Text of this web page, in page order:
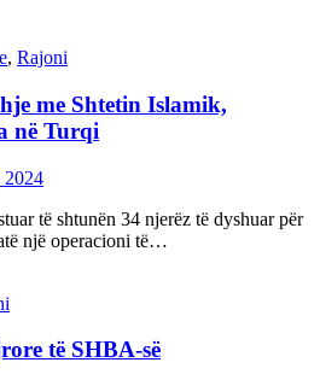
, Rajoni
me Shtetin Islamik,
në Turqi
2024
të shtunën 34 njerëz të dyshuar për
një operacioni të…
të SHBA-së